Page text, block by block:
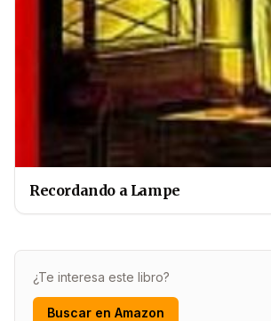
Recordando a Lampe
¿Te interesa este libro?
Buscar en Amazon